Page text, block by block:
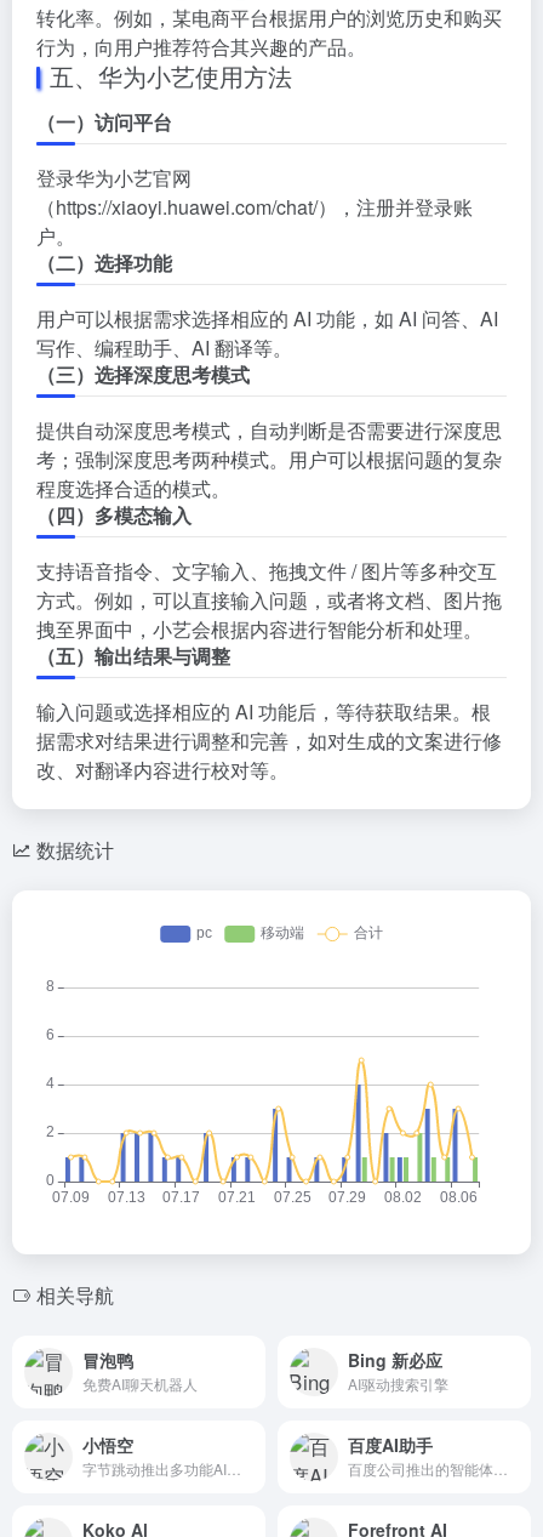
转化率。例如，某电商平台根据用户的浏览历史和购买
行为，向用户推荐符合其兴趣的产品。
五、华为小艺使用方法
（一）访问平台
登录华为小艺官网
（https://xiaoyi.huawei.com/chat/），注册并登录账
户。
（二）选择功能
用户可以根据需求选择相应的 AI 功能，如 AI 问答、AI
写作、编程助手、AI 翻译等。
（三）选择深度思考模式
提供自动深度思考模式，自动判断是否需要进行深度思
考；强制深度思考两种模式。用户可以根据问题的复杂
程度选择合适的模式。
（四）多模态输入
支持语音指令、文字输入、拖拽文件 / 图片等多种交互
方式。例如，可以直接输入问题，或者将文档、图片拖
拽至界面中，小艺会根据内容进行智能分析和处理。
（五）输出结果与调整
输入问题或选择相应的 AI 功能后，等待获取结果。根
据需求对结果进行调整和完善，如对生成的文案进行修
改、对翻译内容进行校对等。
数据统计
相关导航
冒泡鸭
免费AI聊天机器人
Bing 新必应
AI驱动搜索引擎
小悟空 百度AI助手
Koko Al Forefront AI